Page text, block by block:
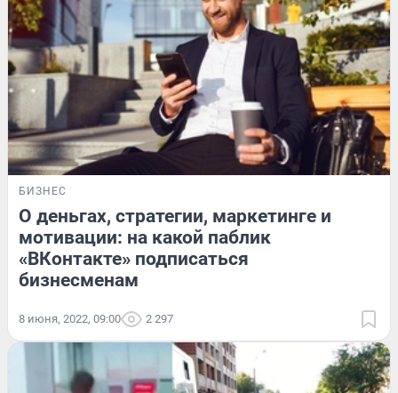
БИЗНЕС
О деньгах, стратегии, маркетинге и
мотивации: на какой паблик
«ВКонтакте» подписаться
бизнесменам
8 июня, 2022, 09:00 2 297